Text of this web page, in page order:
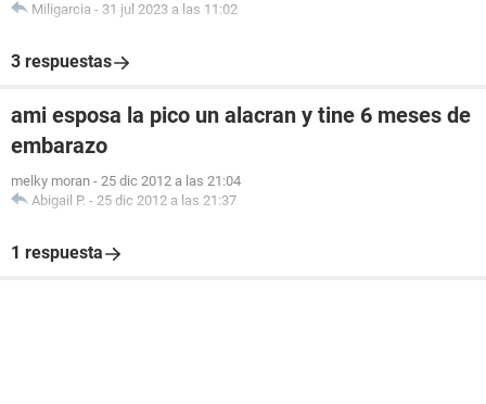
Miligarcia - 31 jul 2023 a las 11:02
3 respuestas
ami esposa la pico un alacran y tine 6 meses de
embarazo
melky moran - 25 dic 2012 a las 21:04
Abigail P. - 25 dic 2012 a las 21:37
1 respuesta